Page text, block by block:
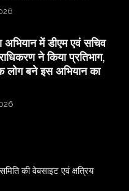
अभियान में डीएम एवं सचिव
ने किया प्रतिभाग,
बने इस अभियान का
की वेबसाइट एवं क्षत्रिय